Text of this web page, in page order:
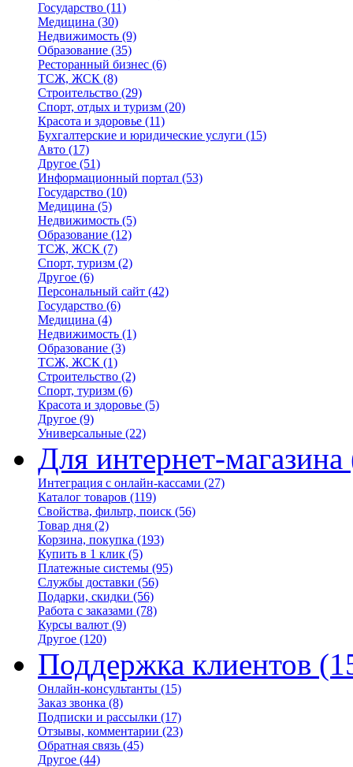
Государство (11)
Медицина (30)
Недвижимость (9)
Образование (35)
Ресторанный бизнес (6)
ТСЖ, ЖСК (8)
Строительство (29)
Спорт, отдых и туризм (20)
Красота и здоровье (11)
Бухгалтерские и юридические услуги (15)
Авто (17)
Другое (51)
Информационный портал (53)
Государство (10)
Медицина (5)
Недвижимость (5)
Образование (12)
ТСЖ, ЖСК (7)
Спорт, туризм (2)
Другое (6)
Персональный сайт (42)
Государство (6)
Медицина (4)
Недвижимость (1)
Образование (3)
ТСЖ, ЖСК (1)
Строительство (2)
Спорт, туризм (6)
Красота и здоровье (5)
Другое (9)
Универсальные (22)
Для интернет-магазина
Интеграция с онлайн-кассами (27)
Каталог товаров (119)
Свойства, фильтр, поиск (56)
Товар дня (2)
Корзина, покупка (193)
Купить в 1 клик (5)
Платежные системы (95)
Службы доставки (56)
Подарки, скидки (56)
Работа с заказами (78)
Курсы валют (9)
Другое (120)
Поддержка клиентов
Онлайн-консультанты (15)
Заказ звонка (8)
Подписки и рассылки (17)
Отзывы, комментарии (23)
Обратная связь (45)
Другое (44)